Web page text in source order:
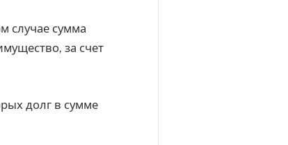
случае сумма
за счет
долг в сумме